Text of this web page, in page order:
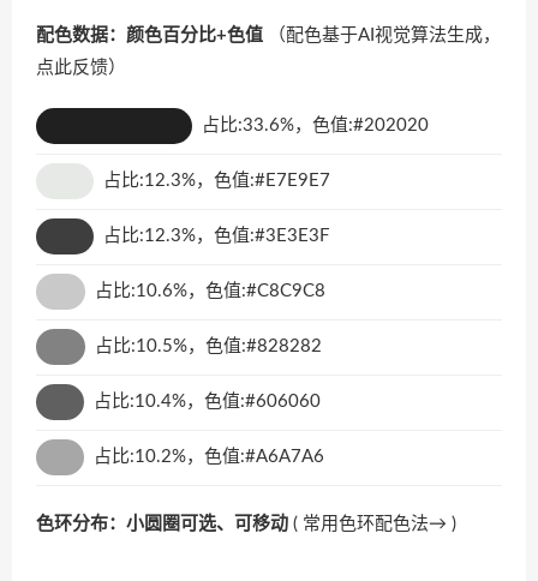
配色数据：颜色百分比+色值 （配色基于AI视觉算法生成，
点此反馈）
占比:33.6%，色值:#202020
占比:12.3%，色值:#E7E9E7
占比:12.3%，色值:#3E3E3F
占比:10.6%，色值:#C8C9C8
占比:10.5%，色值:#828282
占比:10.4%，色值:#606060
占比:10.2%，色值:#A6A7A6
色环分布：小圆圈可选、可移动 ( 常用色环配色法→ )